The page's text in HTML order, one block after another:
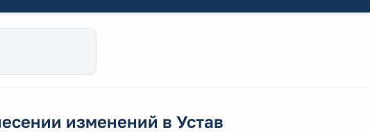
изменений в Устав